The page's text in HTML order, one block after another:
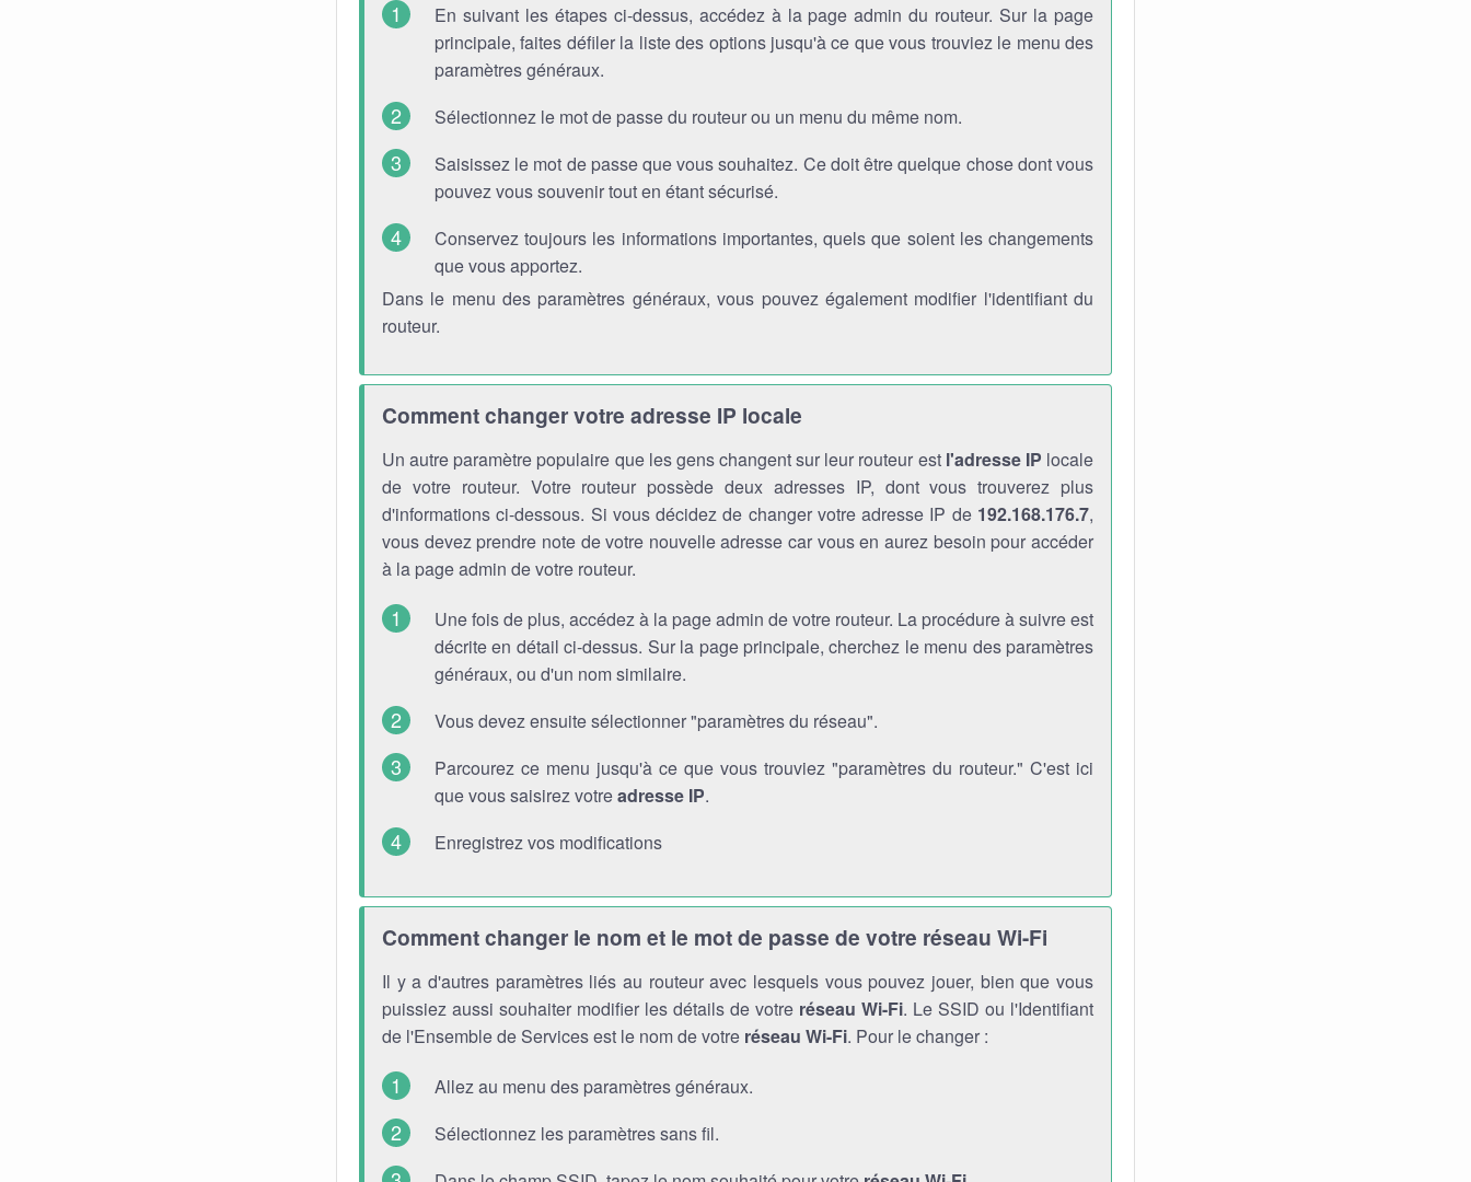
En suivant les étapes ci-dessus, accédez à la page admin du routeur. Sur la page
principale, faites défiler la liste des options jusqu'à ce que vous trouviez le menu des
paramètres généraux.
Sélectionnez le mot de passe du routeur ou un menu du même nom.
Saisissez le mot de passe que vous souhaitez. Ce doit être quelque chose dont vous
pouvez vous souvenir tout en étant sécurisé.
Conservez toujours les informations importantes, quels que soient les changements
que vous apportez.
Dans le menu des paramètres généraux, vous pouvez également modifier l'identifiant du
routeur.
Comment changer votre adresse IP locale
Un autre paramètre populaire que les gens changent sur leur routeur est l'adresse IP locale
de votre routeur. Votre routeur possède deux adresses IP, dont vous trouverez plus
d'informations ci-dessous. Si vous décidez de changer votre adresse IP de 192.168.176.7,
vous devez prendre note de votre nouvelle adresse car vous en aurez besoin pour accéder
à la page admin de votre routeur.
Une fois de plus, accédez à la page admin de votre routeur. La procédure à suivre est
décrite en détail ci-dessus. Sur la page principale, cherchez le menu des paramètres
généraux, ou d'un nom similaire.
Vous devez ensuite sélectionner "paramètres du réseau".
Parcourez ce menu jusqu'à ce que vous trouviez "paramètres du routeur." C'est ici
que vous saisirez votreadresse IP.
Enregistrez vos modifications
Comment changer le nom et le mot de passe de votre réseau Wi-Fi
Il y a d'autres paramètres liés au routeur avec lesquels vous pouvez jouer, bien que vous
puissiez aussi souhaiter modifier les détails de votre réseau Wi-Fi. Le SSID ou l'Identifiant
de l'Ensemble de Services est le nom de votre réseau Wi-Fi. Pour le changer :
Allez au menu des paramètres généraux.
Sélectionnez les paramètres sans fil.